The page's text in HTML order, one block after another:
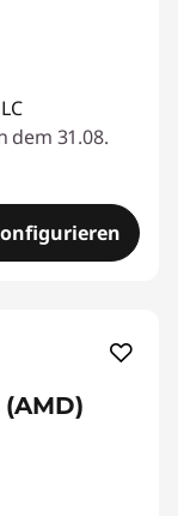
dem 31.08.